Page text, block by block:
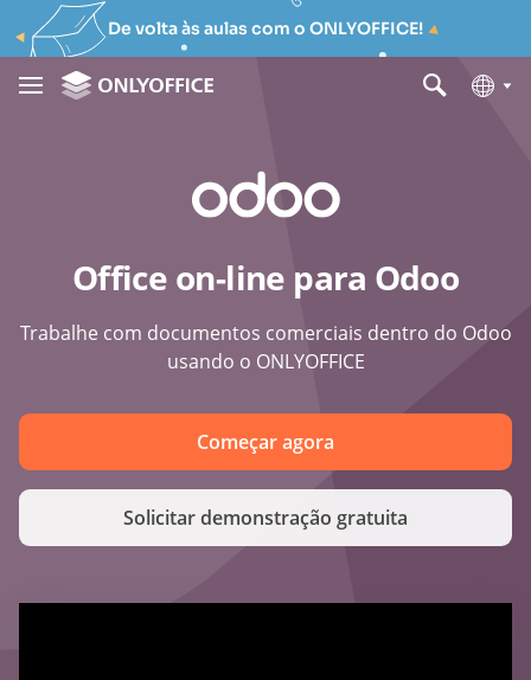
De volta às aulas com o ONLYOFFICE!
Office on-line para Odoo
Trabalhe com documentos comerciais dentro do Odoo
usando o ONLYOFFICE
Começar agora
Solicitar demonstração gratuita